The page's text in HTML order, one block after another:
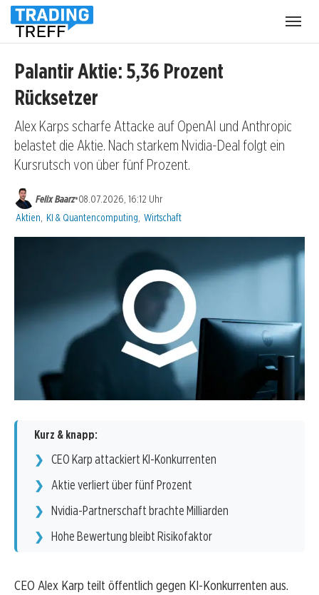
Palantir Aktie: 5,36 Prozent
Rücksetzer
Alex Karps scharfe Attacke auf OpenAI und Anthropic
belastet die Aktie. Nach starkem Nvidia-Deal folgt ein
Kursrutsch von über fünf Prozent.
Felix Baarz•08.07.2026, 16:12 Uhr
Kategorien:
Aktien KI & Quantencomputing Wirtschaft
Kurz & knapp:
CEO Karp attackiert KI-Konkurrenten
Aktie verliert über fünf Prozent
Nvidia-Partnerschaft brachte Milliarden
Hohe Bewertung bleibt Risikofaktor
CEO Alex Karp teilt öffentlich gegen KI-Konkurrenten aus.